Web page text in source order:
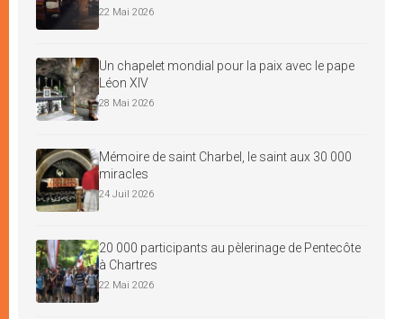
22 Mai 2026
Un chapelet mondial pour la paix avec le pape
Léon XIV
28 Mai 2026
Mémoire de saint Charbel, le saint aux 30 000
miracles
24 Juil 2026
20 000 participants au pèlerinage de Pentecôte
à Chartres
22 Mai 2026